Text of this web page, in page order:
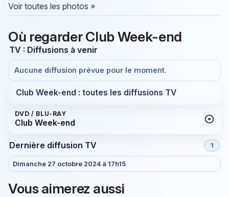
Voir toutes les photos »
Où regarder Club Week-end
TV : Diffusions à venir
Aucune diffusion prévue pour le moment.
Club Week-end : toutes les diffusions TV
DVD / BLU-RAY
Club Week-end
Dernière diffusion TV 1
Dimanche 27 octobre 2024 à 17h15
Vous aimerez aussi